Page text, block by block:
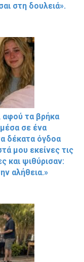
στη δουλειά».
αφού τα βρήκα
σε ένα
δέκατα όγδοα
μου εκείνες τις
και ψιθύρισαν:
αλήθεια.»